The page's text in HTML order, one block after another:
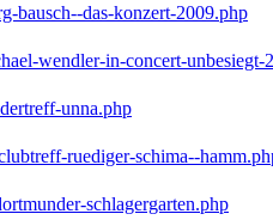
bausch--das-konzert-2009.php
wendler-in-concert-unbesiegt-
unna.php
ruediger-schima--
schlagergarten.php